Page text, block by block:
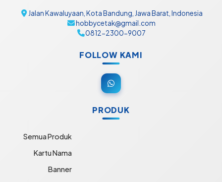
Jalan Kawaluyaan, Kota Bandung, Jawa Barat, Indonesia
hobbycetak@gmail.com
0812-2300-9007
FOLLOW KAMI
PRODUK
Semua Produk
Kartu Nama
Banner